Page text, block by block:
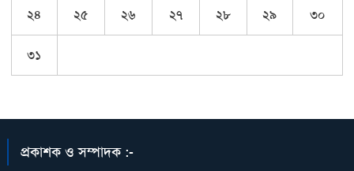
২৪ ২৫ ২৬ ২৭ ২৮ ২৯ ৩০
৩১
প্রকাশক ও সম্পাদক :-